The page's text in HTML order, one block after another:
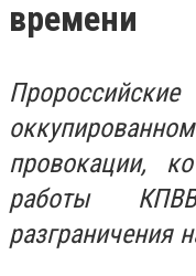
времени
провокации,
работы
разграничения